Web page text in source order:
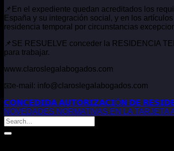
📌En el expediente quedan acreditados los
España y su integración social, y en los
residencia temporal por circunstancias
📌SE RESUELVE conceder la RESIDENCIA
para trabajar.
www.claroslegalabogados.com
📧e-mail: info@claroslegalabogados.com
𝗖𝗢𝗡𝗖𝗘𝗗𝗜𝗗𝗔 𝗔𝗨𝗧𝗢𝗥𝗜𝗭𝗔𝗖𝗜Ó𝗡 𝗗𝗘
NOVEDADES NORMATIVAS EN LA TARJETA